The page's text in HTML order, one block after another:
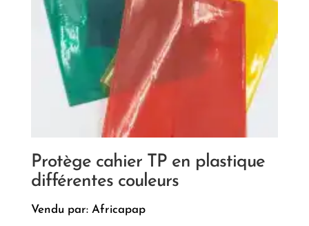
Protège cahier TP en plastique
différentes couleurs
Vendu par: Africapap